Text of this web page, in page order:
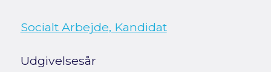
Socialt Arbejde, Kandidat
Udgivelsesår